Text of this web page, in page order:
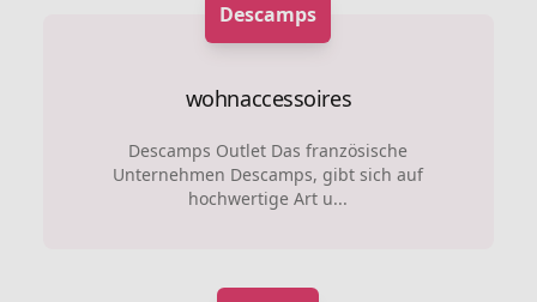
Descamps
wohnaccessoires
Descamps Outlet Das französische
Unternehmen Descamps, gibt sich auf
hochwertige Art u...